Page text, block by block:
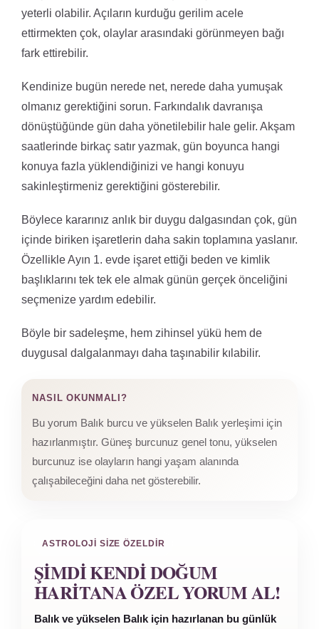
yeterli olabilir. Açıların kurduğu gerilim acele
ettirmekten çok, olaylar arasındaki görünmeyen bağı
fark ettirebilir.
Kendinize bugün nerede net, nerede daha yumuşak
olmanız gerektiğini sorun. Farkındalık davranışa
dönüştüğünde gün daha yönetilebilir hale gelir. Akşam
saatlerinde birkaç satır yazmak, gün boyunca hangi
konuya fazla yüklendiğinizi ve hangi konuyu
sakinleştirmeniz gerektiğini gösterebilir.
Böylece kararınız anlık bir duygu dalgasından çok, gün
içinde biriken işaretlerin daha sakin toplamına yaslanır.
Özellikle Ayın 1. evde işaret ettiği beden ve kimlik
başlıklarını tek tek ele almak günün gerçek önceliğini
seçmenize yardım edebilir.
Böyle bir sadeleşme, hem zihinsel yükü hem de
duygusal dalgalanmayı daha taşınabilir kılabilir.
NASIL OKUNMALI?
Bu yorum Balık burcu ve yükselen Balık yerleşimi için
hazırlanmıştır. Güneş burcunuz genel tonu, yükselen
burcunuz ise olayların hangi yaşam alanında
çalışabileceğini daha net gösterebilir.
ASTROLOJI SIZE ÖZELDIR
ŞIMDI KENDI DOĞUM
HARITANA ÖZEL YORUM AL!
Balık ve yükselen Balık için hazırlanan bu günlük